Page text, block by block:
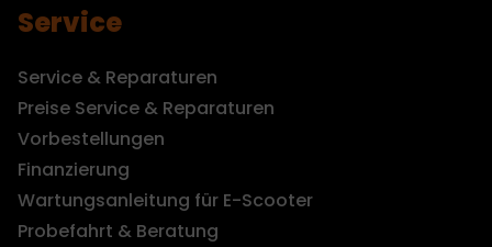
Service
Service & Reparaturen
Preise Service & Reparaturen
Vorbestellungen
Finanzierung
Wartungsanleitung für E-Scooter
Probefahrt & Beratung